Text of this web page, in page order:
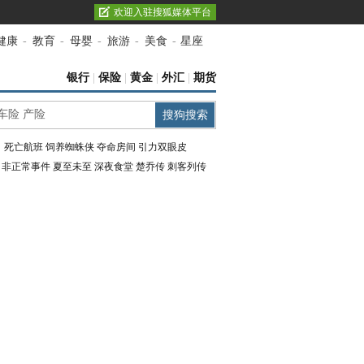
欢迎入驻搜狐媒体平台
康 - 教育 - 母婴 - 旅游 - 美食 - 星座
银行| 保险 黄金 外汇 期货
死亡航班 饲养蜘蛛侠 夺命房间 引力双眼皮
非正常事件 夏至未至 深夜食堂 楚乔传 刺客列传